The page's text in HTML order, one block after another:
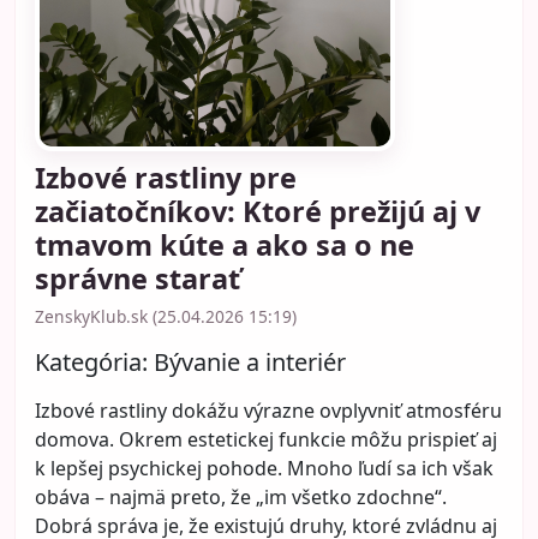
Izbové rastliny pre
začiatočníkov: Ktoré prežijú aj v
tmavom kúte a ako sa o ne
správne starať
ZenskyKlub.sk (25.04.2026 15:19)
Kategória: Bývanie a interiér
Izbové rastliny dokážu výrazne ovplyvniť atmosféru
domova. Okrem estetickej funkcie môžu prispieť aj
k lepšej psychickej pohode. Mnoho ľudí sa ich však
obáva – najmä preto, že „im všetko zdochne“.
Dobrá správa je, že existujú druhy, ktoré zvládnu aj